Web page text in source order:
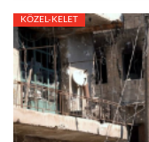
KÖZEL-KELET